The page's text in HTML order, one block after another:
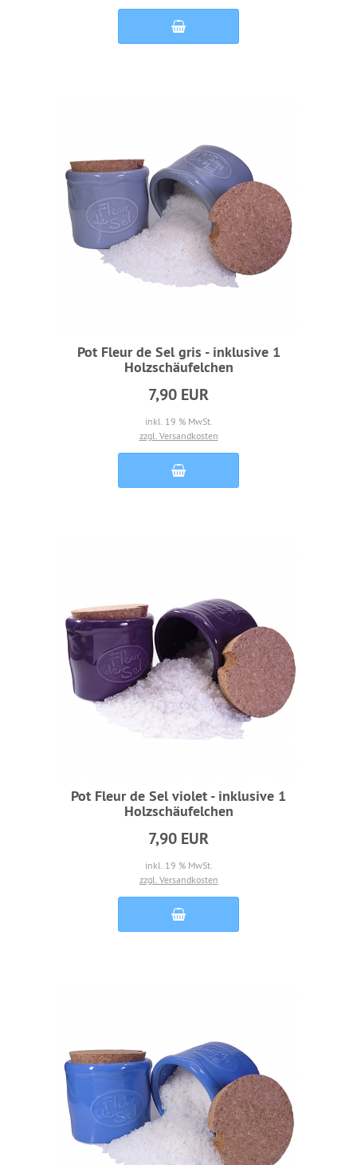
Pot Fleur de Sel gris - inklusive 1
Holzschäufelchen
7,90 EUR
inkl. 19 % MwSt.
zzgl. Versandkosten
Pot Fleur de Sel violet - inklusive 1
Holzschäufelchen
7,90 EUR
inkl. 19 % MwSt.
zzgl. Versandkosten